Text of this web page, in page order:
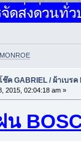
ค GABRIEL / ผ้าเบร
2015, 02:04:18 am »